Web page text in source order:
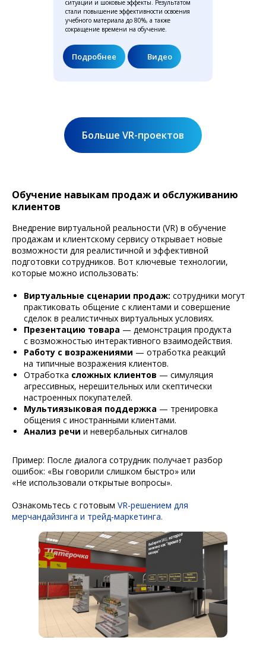
ситуации и шоковые эффекты. Результатом
стали повышение эффективности освоения
учебного материала до 80%, а также
сокращение времени на обучение.
Подробнее Видео
Больше VR-проектов
Обучение навыкам продаж и обслуживанию
клиентов
Внедрение виртуальной реальности (VR) в обучение
продажам и клиентскому сервису открывает новые
возможности для реалистичной и эффективной
подготовки сотрудников. Вот ключевые технологии,
которые можно использовать:
Виртуальные сценарии продаж: сотрудники могут
практиковать общение с клиентами и совершение
сделок в реалистичных виртуальных условиях.
Презентацию товара — демонстрация продукта
с возможностью интерактивного взаимодействия.
Работу с возражениями — отработка реакций
на типичные возражения клиентов.
Отработка сложных клиентов — симуляция
агрессивных, нерешительных или скептически
настроенных покупателей.
Мультиязыковая поддержка — тренировка
общения с иностранными клиентами.
Анализ речи и невербальных сигналов
Пример: После диалога сотрудник получает разбор
ошибок: «Вы говорили слишком быстро» или
«Не использовали открытые вопросы».
Ознакомьтесь с готовым VR-решением для
мерчандайзинга и трейд-маркетинга.